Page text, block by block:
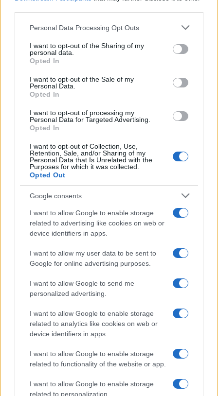
Please note that this website/app uses one or more Google
not limited to your visit or usage behaviour. You may click to
grant or deny consent to Google and its third-party tags to
use your data for below specified purposes in below Google
consent section.
Personal Data Processing Opt Outs
I want to opt-out of the Sharing of my
personal data.
Opted In
I want to opt-out of the Sale of my
Personal Data.
Opted In
I want to opt-out of processing my
Personal Data for Targeted Advertising.
Opted In
I want to opt-out of Collection, Use,
Retention, Sale, and/or Sharing of my
Personal Data that Is Unrelated with the
Purposes for which it was collected.
Opted Out
Google consents
I want to allow Google to enable storage
related to advertising like cookies on web or
device identifiers in apps.
I want to allow my user data to be sent to
Google for online advertising purposes.
I want to allow Google to send me
personalized advertising.
I want to allow Google to enable storage
related to analytics like cookies on web or
device identifiers in apps.
I want to allow Google to enable storage
related to functionality of the website or app.
I want to allow Google to enable storage
related to personalization.
SALUD Y BIENESTAR
Guía para delegar tareas y evitar la
sobrecarga emocional
El cuidado de otros puede convertirse en una…
SALUD Y BIENESTAR
ante incendios forestales